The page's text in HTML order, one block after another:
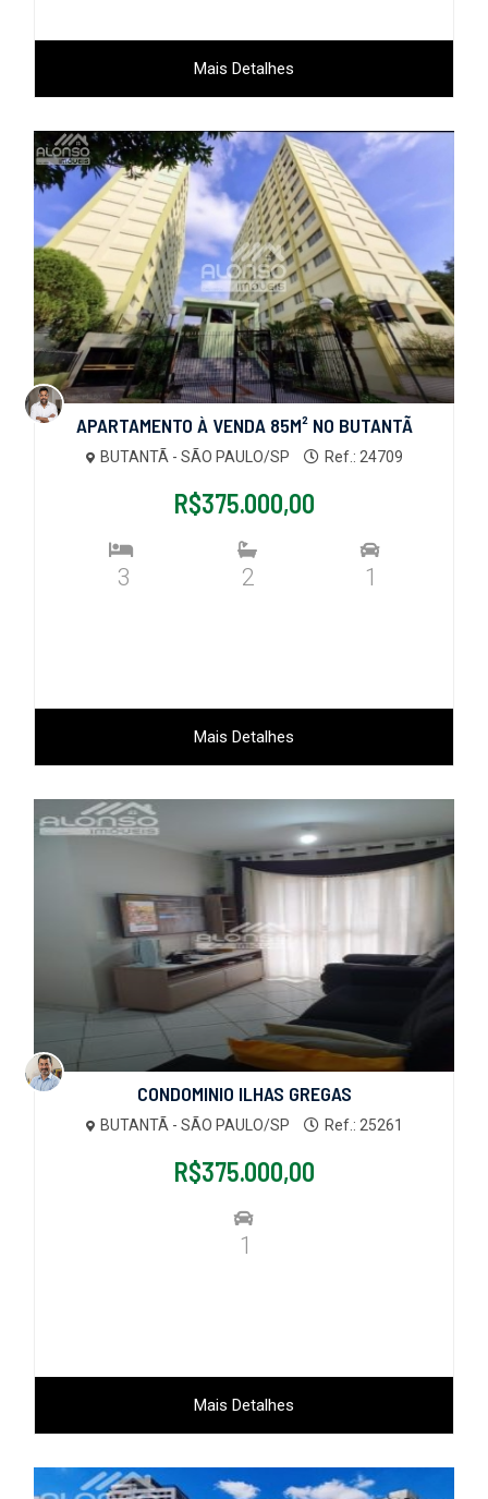
Mais Detalhes
APARTAMENTO À VENDA 85M² NO BUTANTÃ
BUTANTÃ - SÃO PAULO/SP Ref.: 24709
R$375.000,00
3 2 1
Mais Detalhes
CONDOMINIO ILHAS GREGAS
BUTANTÃ - SÃO PAULO/SP Ref.: 25261
R$375.000,00
1
Mais Detalhes